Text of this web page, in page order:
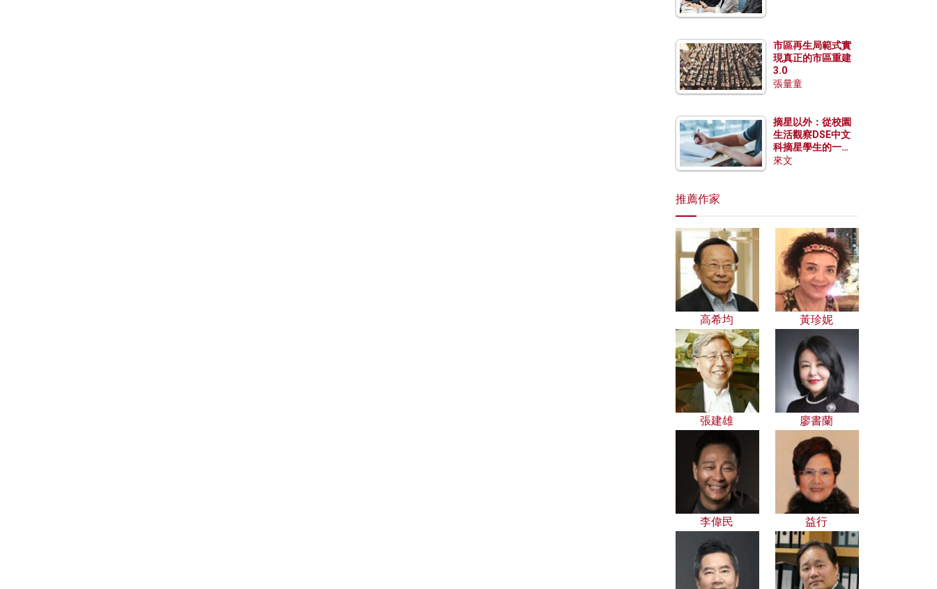
市區再生局範式實
現真正的市區重建
3.0
張量童
摘星以外：從校園
生活觀察DSE中文
科摘星學生的一點
特質
來文
推薦作家
高希均 黃珍妮
張建雄 廖書蘭
李偉民 益行